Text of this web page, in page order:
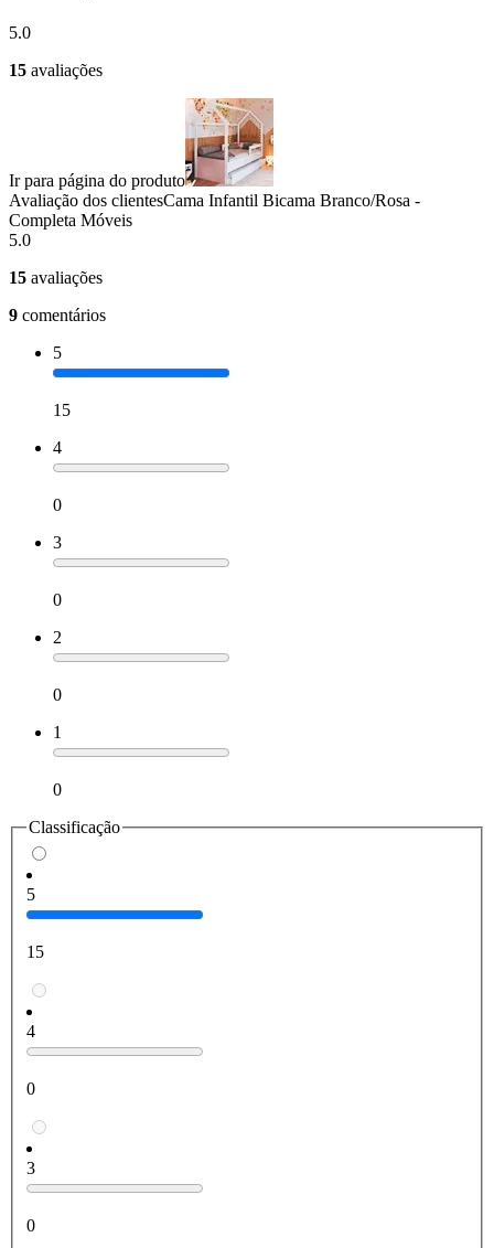
5.0
15 avaliações
Ir para página do produto
Avaliação dos clientesCama Infantil Bicama Branco/Rosa -
Completa Móveis
5.0
15 avaliações
9 comentários
5
15
4
0
3
0
2
0
1
0
Classificação
5
15
4
0
3
0